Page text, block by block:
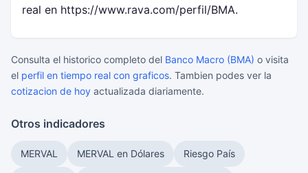
real en https://www.rava.com/perfil/BMA.
Consulta el historico completo del Banco Macro (BMA) o visita
el perfil en tiempo real con graficos. Tambien podes ver la
cotizacion de hoy actualizada diariamente.
Otros indicadores
MERVAL MERVAL en Dólares Riesgo País